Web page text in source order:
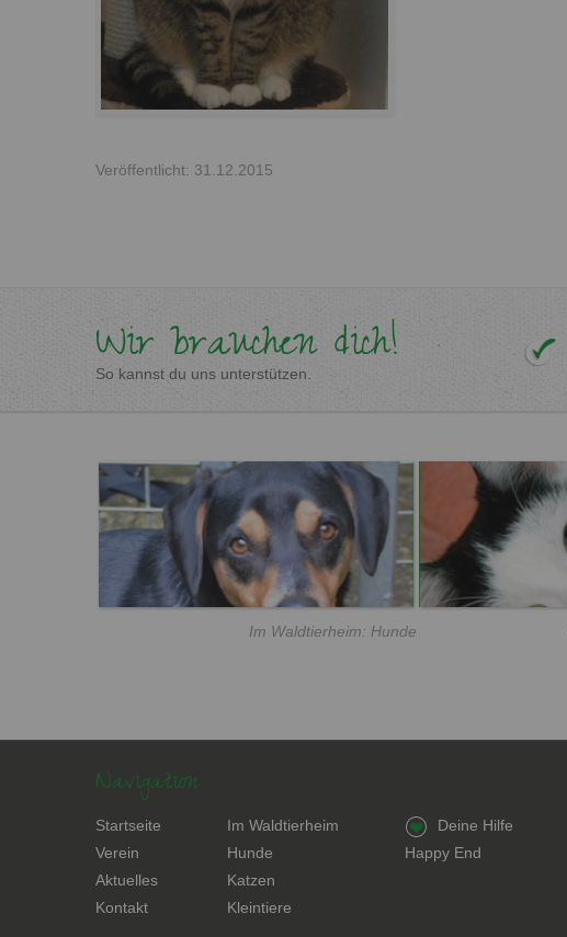
Veröffentlicht: 31.12.2015
Wir brauchen dich!
So kannst du uns unterstützen.
Im Waldtierheim: Hunde
Navigation
Navigation
überspringen
Startseite
Verein
Aktuelles
Kontakt
Navigation
überspringen
Im Waldtierheim
Hunde
Katzen
Kleintiere
Navigation
überspringen
Deine Hilfe
Happy End